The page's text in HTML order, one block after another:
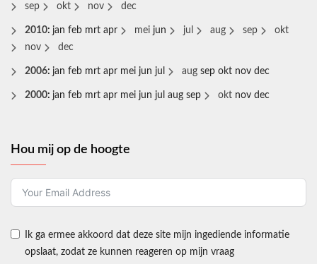
sep
okt nov dec
2010: jan feb mrt apr mei jun jul aug sep
okt
nov
dec
2006: jan feb mrt apr mei jun jul aug sep okt nov dec
2000: jan feb mrt apr mei jun jul aug sep okt nov dec
Hou mij op de hoogte
Ik ga ermee akkoord dat deze site mijn ingediende informatie
opslaat, zodat ze kunnen reageren op mijn vraag